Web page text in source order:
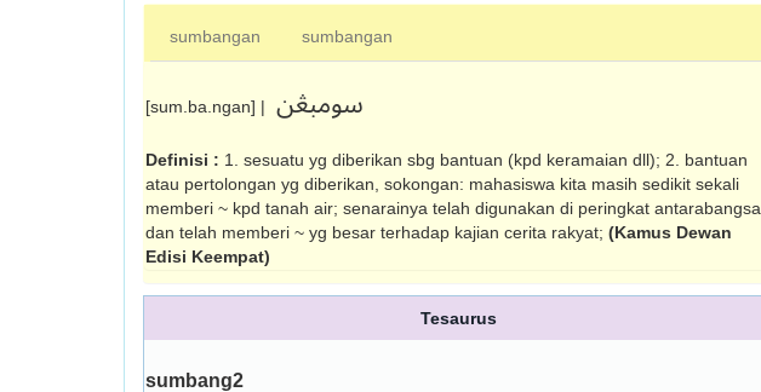
sumbangan sumbangan
[sum.ba.ngan] | سومبڠن
Definisi : 1. sesuatu yg diberikan sbg bantuan (kpd keramaian dll); 2. bantuan
atau pertolongan yg diberikan, sokongan: maha­siswa kita masih sedikit sekali
memberi ~ kpd tanah air; senarainya telah digunakan di peringkat antarabangsa
dan telah mem­beri ~ yg besar terhadap kajian cerita rakyat; (Kamus Dewan
Edisi Keempat)
Tesaurus
sumbang2